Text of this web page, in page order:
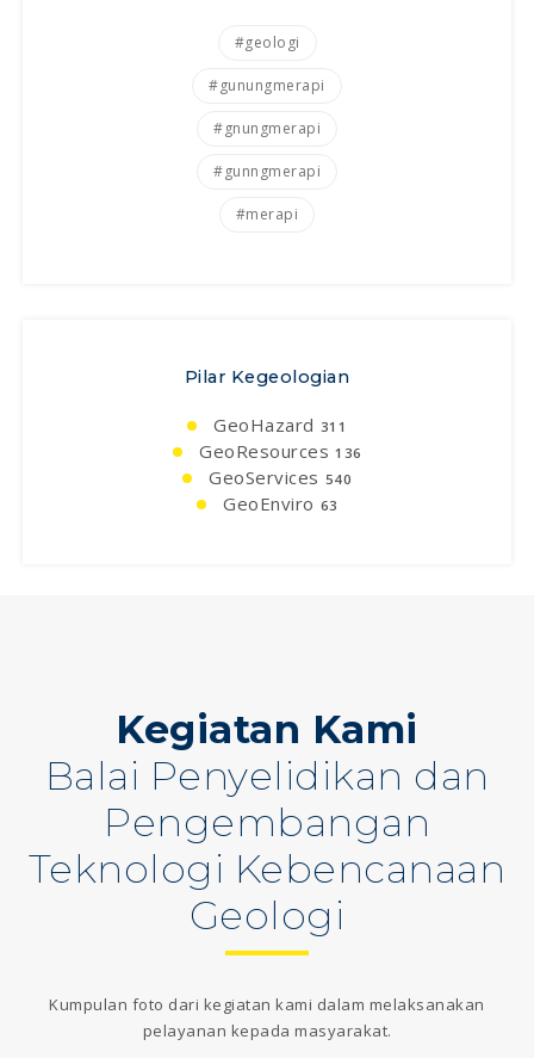
#geologi
#gunungmerapi
#gnungmerapi
#gunngmerapi
#merapi
Pilar Kegeologian
GeoHazard 311
GeoResources 136
GeoServices 540
GeoEnviro 63
Kegiatan Kami
Balai Penyelidikan dan
Pengembangan
Teknologi Kebencanaan
Geologi
Kumpulan foto dari kegiatan kami dalam melaksanakan
pelayanan kepada masyarakat.